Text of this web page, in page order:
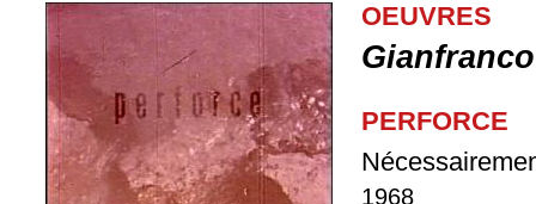
OEUVRES
PERFORCE
1968